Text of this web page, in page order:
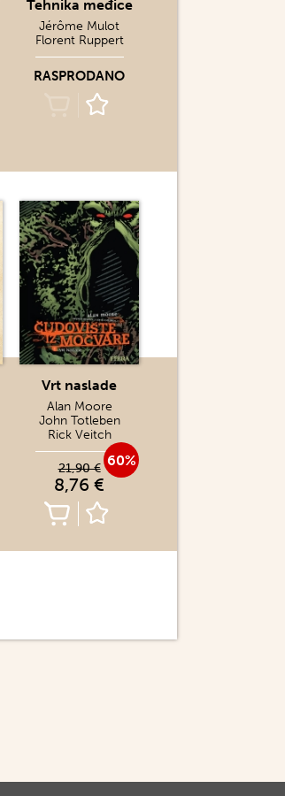
Tehnika međice
Jérôme Mulot
Florent Ruppert
RASPRODANO
Vrt naslade
Alan Moore
John Totleben
Rick Veitch
60%
21,90 €
8,76 €